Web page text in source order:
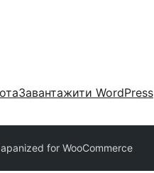
Завантажити WordPress
for WooCommerce